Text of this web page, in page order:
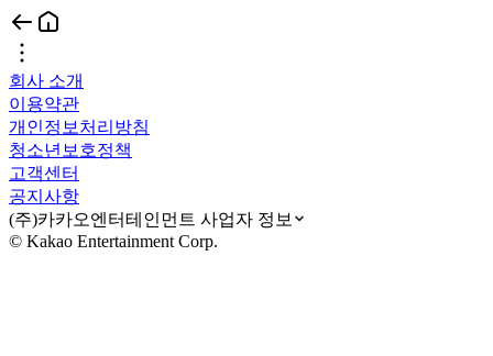
회사 소개
이용약관
개인정보처리방침
청소년보호정책
고객센터
공지사항
(주)카카오엔터테인먼트 사업자 정보
© Kakao Entertainment Corp.